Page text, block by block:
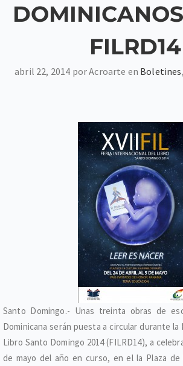
FILRD14
abril 22, 2014 por Acroarte en Boletines,
Santo Domingo.- Unas treinta obras de
Dominicana serán puesta a circular durante
Libro Santo Domingo 2014 (FILRD14), a
de mayo del año en curso, en el la Plaza de